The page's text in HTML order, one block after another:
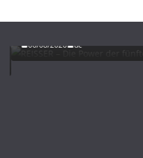
REISSER – Die Power der
06/08/2026 dc